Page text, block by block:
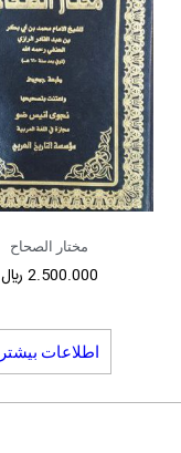
مختار الصحاح
2.500.000 ﷼
اطلاعات بیشتر